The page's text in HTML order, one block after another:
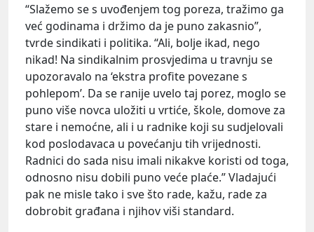
“Slažemo se s uvođenjem tog poreza, tražimo ga
već godinama i držimo da je puno zakasnio”,
tvrde sindikati i politika. “Ali, bolje ikad, nego
nikad! Na sindikalnim prosvjedima u travnju se
upozoravalo na ‘ekstra profite povezane s
pohlepom’. Da se ranije uvelo taj porez, moglo se
puno više novca uložiti u vrtiće, škole, domove za
stare i nemoćne, ali i u radnike koji su sudjelovali
kod poslodavaca u povećanju tih vrijednosti.
Radnici do sada nisu imali nikakve koristi od toga,
odnosno nisu dobili puno veće plaće.” Vladajući
pak ne misle tako i sve što rade, kažu, rade za
dobrobit građana i njihov viši standard.